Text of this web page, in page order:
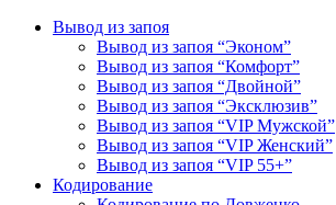
Вывод из запоя
Вывод из запоя “Эконом”
Вывод из запоя “Комфорт”
Вывод из запоя “Двойной”
Вывод из запоя “Эксклюзив”
Вывод из запоя “VIP Мужской”
Вывод из запоя “VIP Женский”
Вывод из запоя “VIP 55+”
Кодирование